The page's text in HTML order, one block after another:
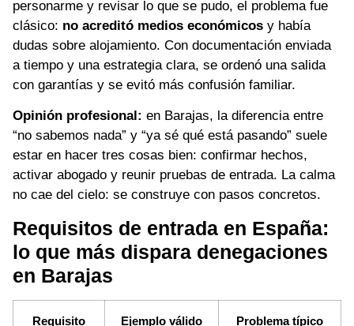
personarme y revisar lo que se pudo, el problema fue
clásico: no acreditó medios económicos y había
dudas sobre alojamiento. Con documentación enviada
a tiempo y una estrategia clara, se ordenó una salida
con garantías y se evitó más confusión familiar.
Opinión profesional: en Barajas, la diferencia entre
“no sabemos nada” y “ya sé qué está pasando” suele
estar en hacer tres cosas bien: confirmar hechos,
activar abogado y reunir pruebas de entrada. La calma
no cae del cielo: se construye con pasos concretos.
Requisitos de entrada en España:
lo que más dispara denegaciones
en Barajas
Requisito Ejemplo válido Problema típico